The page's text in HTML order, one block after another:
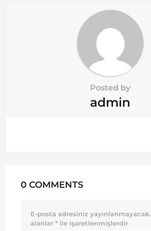
Posted by
admin
0 COMMENTS
E-posta adresiniz yayınlanmayacak.
alanlar * ile işaretlenmişlerdir